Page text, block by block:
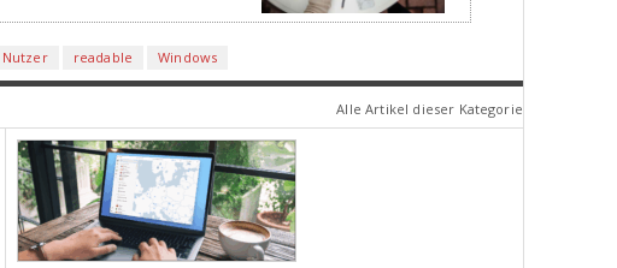
Nutzer readable Windows
Alle Artikel dieser Kategorie